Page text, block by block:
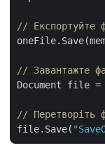
// Експортуйте
// Завантажте
Document file =
// Перетворіть
file.Save(